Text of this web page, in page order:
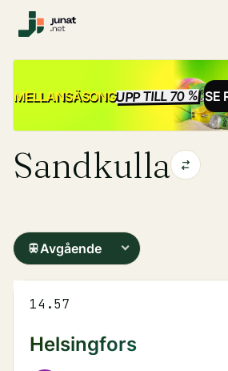
MELLANSÄSONGUPP TILL 70 %REA
SE
Sandkulla
Avgående
14.57
Helsingfors